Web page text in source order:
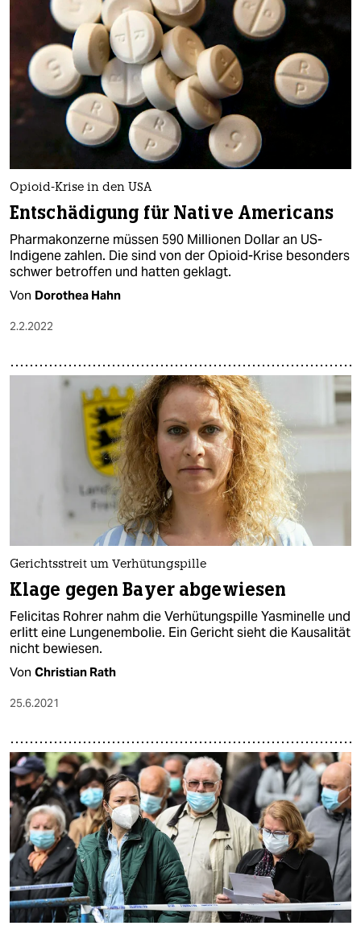
Opioid-Krise in den USA
Entschädigung für Native Americans
Pharmakonzerne müssen 590 Millionen Dollar an US-
Indigene zahlen. Die sind von der Opioid-Krise besonders
schwer betroffen und hatten geklagt.
Von Dorothea Hahn
2.2.2022
Gerichtsstreit um Verhütungspille
Klage gegen Bayer abgewiesen
Felicitas Rohrer nahm die Verhütungspille Yasminelle und
erlitt eine Lungenembolie. Ein Gericht sieht die Kausalität
nicht bewiesen.
Von Christian Rath
25.6.2021